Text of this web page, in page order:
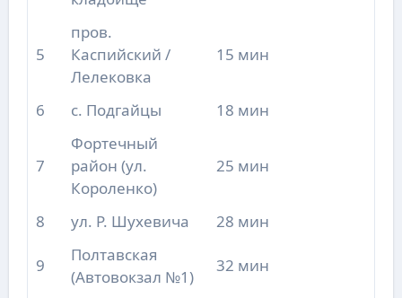
5
пров.
Каспийский /
Лелековка
15 мин
6 с. Подгайцы 18 мин
7
Фортечный
район (ул.
Короленко)
25 мин
8 ул. Р. Шухевича 28 мин
9
Полтавская
(Автовокзал №1)
32 мин